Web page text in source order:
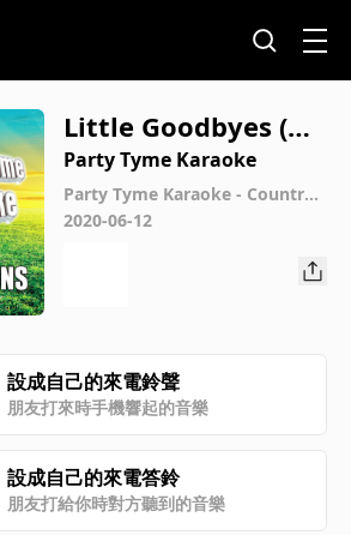
Little Goodbyes (M
ade Popular By She
Daisy) [Vocal Versio
n]
Party Tyme Karaoke
Party Tyme Karaoke - Country
Female Hits 2 (Vocal Versions)
2020-06-12
設成自己的來電鈴聲
朋友打來時手機響起的音樂
設成自己的來電答鈴
朋友打給你時對方聽到的音樂